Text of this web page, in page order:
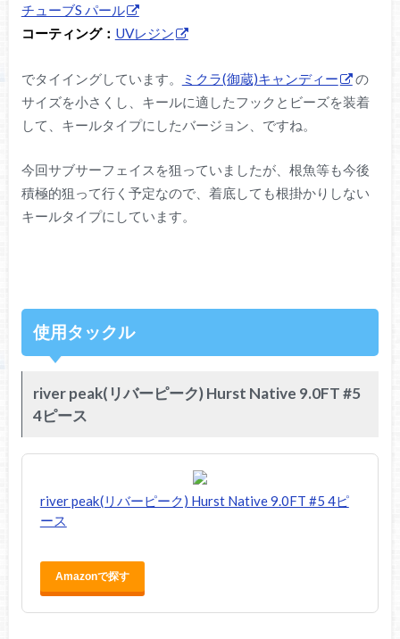
チューブS パール
コーティング： UVレジン
でタイイングしています。 ミクラ(御蔵)キャンディー
の
サイズを小さくし、キールに適したフックとビーズを装着
して、キールタイプにしたバージョン、ですね。
今回サブサーフェイスを狙っていましたが、根魚等も今後
積極的狙って行く予定なので、着底しても根掛かりしない
キールタイプにしています。
使用タックル
river peak(リバーピーク) Hurst Native 9.0FT #5
4ピース
river peak(リバーピーク) Hurst Native 9.0FT #5 4ピ
ース
Amazonで探す